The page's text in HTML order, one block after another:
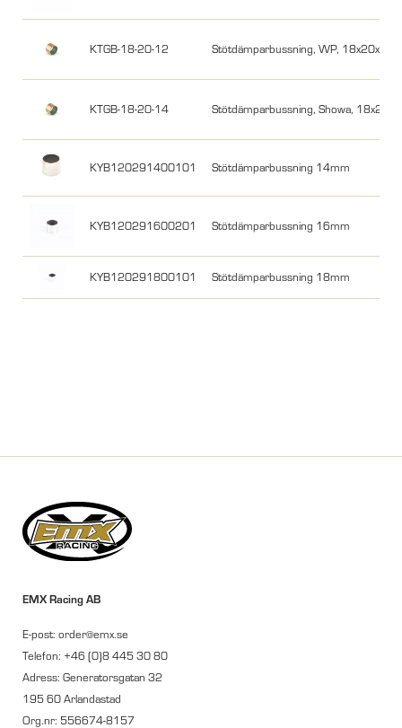
KTGB-18-20-12 Stötdämparbussning, WP, 18x20x12
KTGB-18-20-14 Stötdämparbussning, Showa,
KYB120291400101 Stötdämparbussning 14mm
KYB120291600201 Stötdämparbussning 16mm
KYB120291800101 Stötdämparbussning 18mm
EMX Racing AB
E-post: order@emx.se
Telefon: +46 (0)8 445 30 80
Adress: Generatorsgatan 32
195 60 Arlandastad
Org.nr: 556674-8157